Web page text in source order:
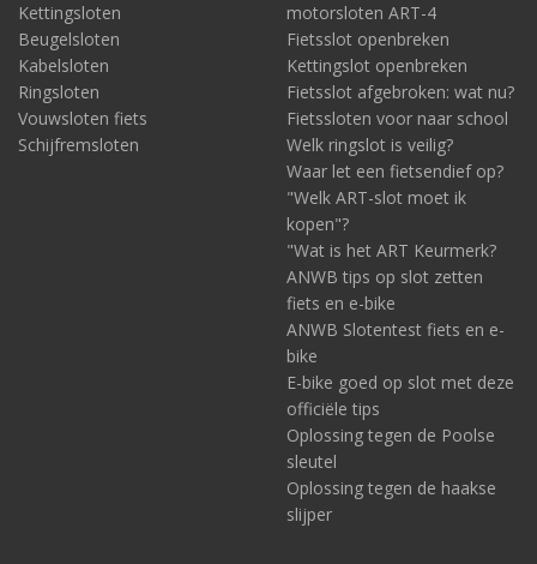
Kettingsloten
Beugelsloten
Kabelsloten
Ringsloten
Vouwsloten fiets
Schijfremsloten
motorsloten ART-4
Fietsslot openbreken
Kettingslot openbreken
Fietsslot afgebroken: wat nu?
Fietssloten voor naar school
Welk ringslot is veilig?
Waar let een fietsendief op?
"Welk ART-slot moet ik
kopen"?
"Wat is het ART Keurmerk?
ANWB tips op slot zetten
fiets en e-bike
ANWB Slotentest fiets en e-
bike
E-bike goed op slot met deze
officiële tips
Oplossing tegen de Poolse
sleutel
Oplossing tegen de haakse
slijper